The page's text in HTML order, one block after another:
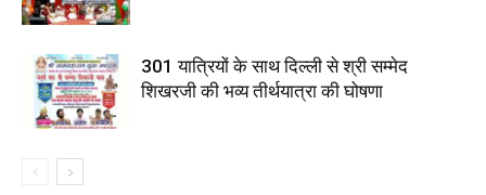
301 यात्रियों के साथ दिल्ली से श्री सम्मेद
शिखरजी की भव्य तीर्थयात्रा की घोषणा